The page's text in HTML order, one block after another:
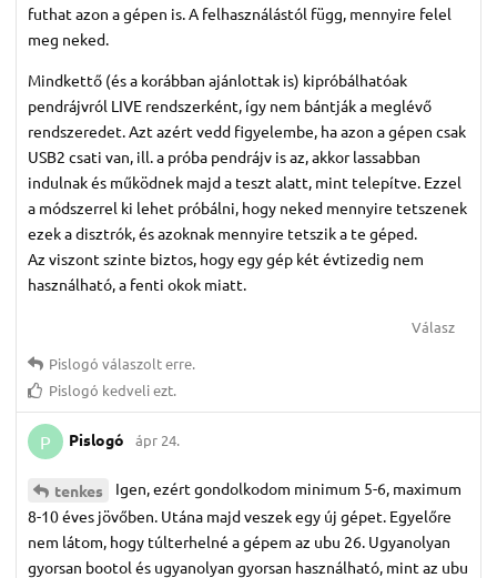
futhat azon a gépen is. A felhasználástól függ, mennyire felel
meg neked.
Mindkettő (és a korábban ajánlottak is) kipróbálhatóak
pendrájvról LIVE rendszerként, így nem bántják a meglévő
rendszeredet. Azt azért vedd figyelembe, ha azon a gépen csak
USB2 csati van, ill. a próba pendrájv is az, akkor lassabban
indulnak és működnek majd a teszt alatt, mint telepítve. Ezzel
a módszerrel ki lehet próbálni, hogy neked mennyire tetszenek
ezek a disztrók, és azoknak mennyire tetszik a te géped.
Az viszont szinte biztos, hogy egy gép két évtizedig nem
használható, a fenti okok miatt.
Válasz
Pislogó válaszolt erre.
Pislogó kedveli ezt.
P Pislogó ápr 24.
tenkes
Igen, ezért gondolkodom minimum 5-6, maximum
8-10 éves jövőben. Utána majd veszek egy új gépet. Egyelőre
nem látom, hogy túlterhelné a gépem az ubu 26. Ugyanolyan
gyorsan bootol és ugyanolyan gyorsan használható, mint az ubu